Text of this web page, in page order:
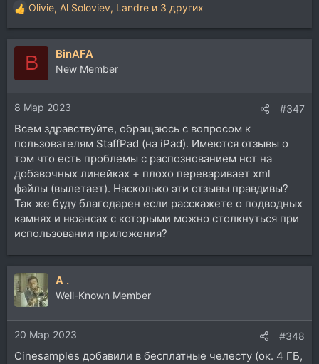
Р
е
а
и
и
:
Olivie, Al Soloviev, Landre и 3 других
B BinAFA
New Member
8 Мар 2023 #347
Всем здравствуйте, обращаюсь с вопросом к
пользователям StaffPad (на iPad). Имеются отзывы о
том что есть проблемы с распознованием нот на
добавочных линейках + плохо переваривает xml
файлы (вылетает). Насколько эти отзывы правдивы?
Так же буду благодарен если расскажете о подводных
камнях и нюансах с которыми можно столкнуться при
использовании приложения?
A .
Well-Known Member
20 Мар 2023 #348
Cinesamples добавили в бесплатные челесту (ок. 4 ГБ,